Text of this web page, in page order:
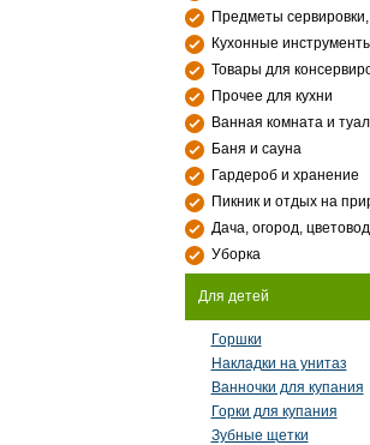
Предметы
Кухонные
Товары для
Прочее для кухни
Ванная комната и
Баня и сауна
Гардероб и хранение
Пикник и отдых на
Дача, огород,
Уборка
Для детей
Горшки
Накладки на унитаз
Ванночки для купания
Горки для купания
Зубные щетки